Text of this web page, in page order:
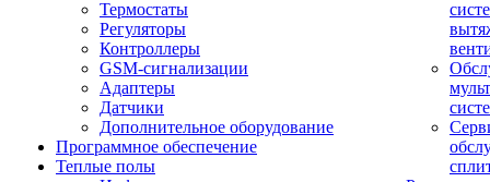
Термостаты
Регуляторы
Контроллеры
GSM-сигнализации
Адаптеры
Датчики
Дополнительное оборудование
Программное обеспечение
Теплые полы